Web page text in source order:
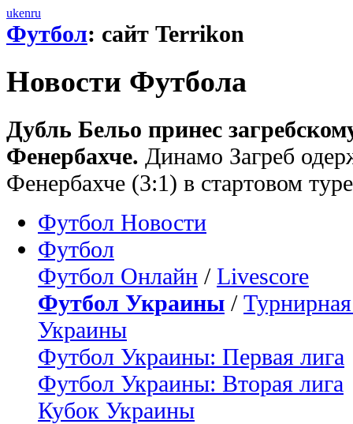
ukenru
Футбол: сайт Terrikon
Новости Футбола
Дубль Бельо принес
Фенербахче. Динамо Загреб
Фенербахче (3:1) в стартовом
Футбол Новости
Футбол
Футбол Онлайн / Livescore
Футбол Украины /
Украины
Футбол Украины: Первая лига
Футбол Украины: Вторая лига
Кубок Украины